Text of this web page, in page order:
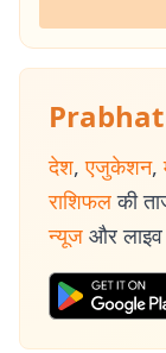
देश, एजुकेशन,
राशिफल की
न्यूज और